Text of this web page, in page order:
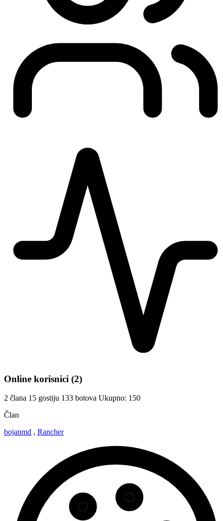
Online korisnici (2)
2 člana 15 gostiju 133 botova Ukupno: 150
Član
bojanmd , Rancher